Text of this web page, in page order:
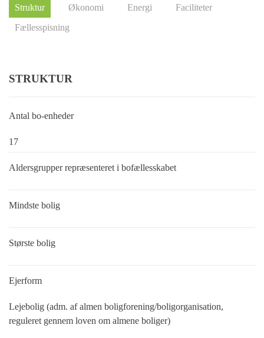
Struktur Økonomi Energi
Faciliteter
Fællesspisning
STRUKTUR
Antal bo-enheder
17
Aldersgrupper repræsenteret i bofællesskabet
Mindste bolig
Største bolig
Ejerform
Lejebolig (adm. af almen boligforening/boligorganisation,
reguleret gennem loven om almene boliger)